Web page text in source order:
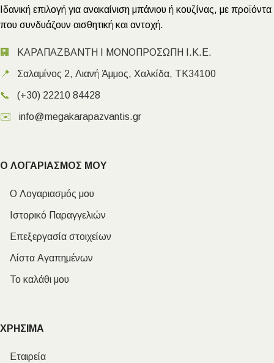
Ιδανική επιλογή για ανακαίνιση μπάνιου ή κουζίνας, με προϊόντα
που συνδυάζουν αισθητική και αντοχή.
🏢 ΚΑΡΑΠΑΖΒΑΝΤΗ Ι ΜΟΝΟΠΡΟΣΩΠΗ Ι.Κ.Ε.
📍 Σαλαμίνος 2, Λιανή Άμμος, Χαλκίδα, ΤΚ34100
📞 (+30) 22210 84428
✉️ info@megakarapazvantis.gr
Ο ΛΟΓΑΡΙΑΣΜΟΣ ΜΟΥ
Ο Λογαριασμός μου
Ιστορικό Παραγγελιών
Επεξεργασία στοιχείων
Λίστα Αγαπημένων
Το καλάθι μου
ΧΡΗΣΙΜΑ
Εταιρεία